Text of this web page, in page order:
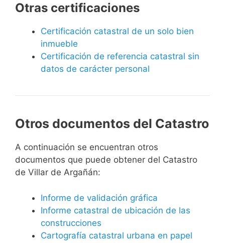
Otras certificaciones
Certificación catastral de un solo bien
inmueble
Certificación de referencia catastral sin
datos de carácter personal
Otros documentos del Catastro
A continuación se encuentran otros
documentos que puede obtener del Catastro
de Villar de Argañán:
Informe de validación gráfica
Informe catastral de ubicación de las
construcciones
Cartografía catastral urbana en papel